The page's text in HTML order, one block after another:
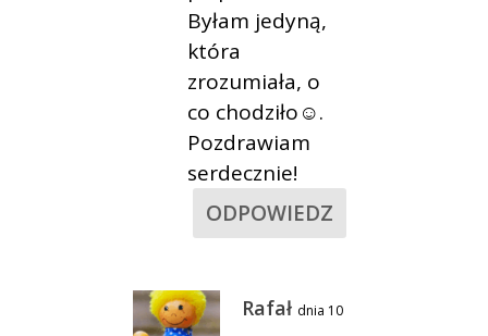
Byłam jedyną,
która
zrozumiała, o
co chodziło☺.
Pozdrawiam
serdecznie!
ODPOWIEDZ
Rafał dnia 10